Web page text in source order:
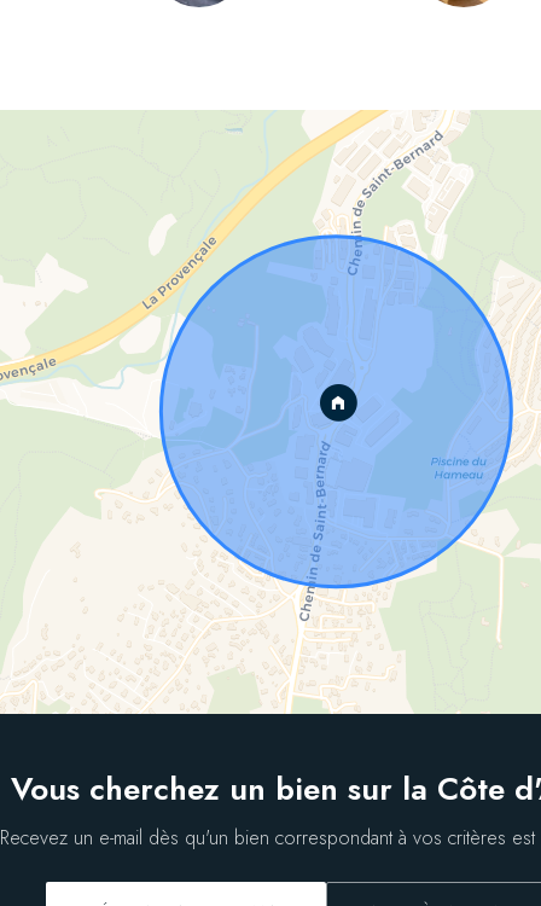
Vous cherchez un bien sur la Côte
Recevez un e-mail dès qu'un bien correspondant à vos critères est